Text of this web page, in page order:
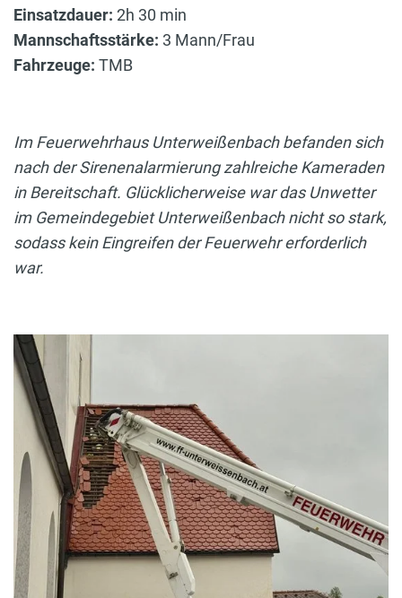
Einsatzdauer: 2h 30 min
Mannschaftsstärke: 3 Mann/Frau
Fahrzeuge: TMB
Im Feuerwehrhaus Unterweißenbach befanden sich
nach der Sirenenalarmierung zahlreiche Kameraden
in Bereitschaft. Glücklicherweise war das Unwetter
im Gemeindegebiet Unterweißenbach nicht so stark,
sodass kein Eingreifen der Feuerwehr erforderlich
war.